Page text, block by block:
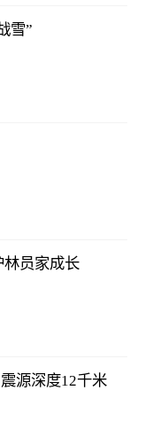
雪”
林员家成长
源深度12千米